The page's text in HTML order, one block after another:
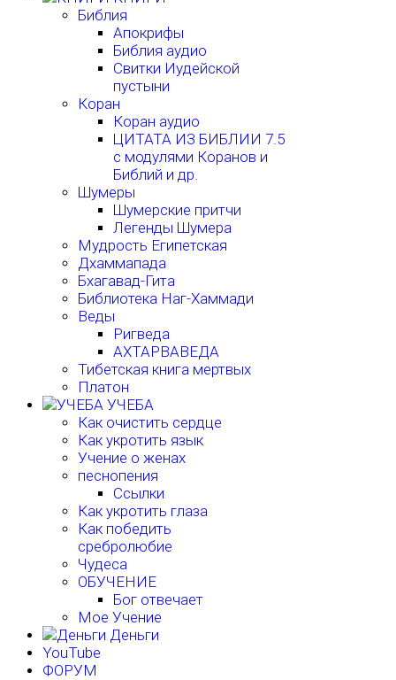
Библия
Апокрифы
Библия аудио
Свитки Иудейской
пустыни
Коран
Коран аудио
ЦИТАТА ИЗ БИБЛИИ 7.5
с модулями Коранов и
Библий и др.
Шумеры
Шумерские притчи
Легенды Шумера
Мудрость Египетская
Дхаммапада
Бхагавад-Гита
Библиотека Наг-Хаммади
Веды
Ригведа
АХТАРВАВЕДА
Тибетская книга мертвых
Платон
УЧЕБА
Как очистить сердце
Как укротить язык
Учение о женах
песнопения
Ссылки
Как укротить глаза
Как победить
сребролюбие
Чудеса
ОБУЧЕНИЕ
Бог отвечает
Мое Учение
Деньги
YouTube
ФОРУМ